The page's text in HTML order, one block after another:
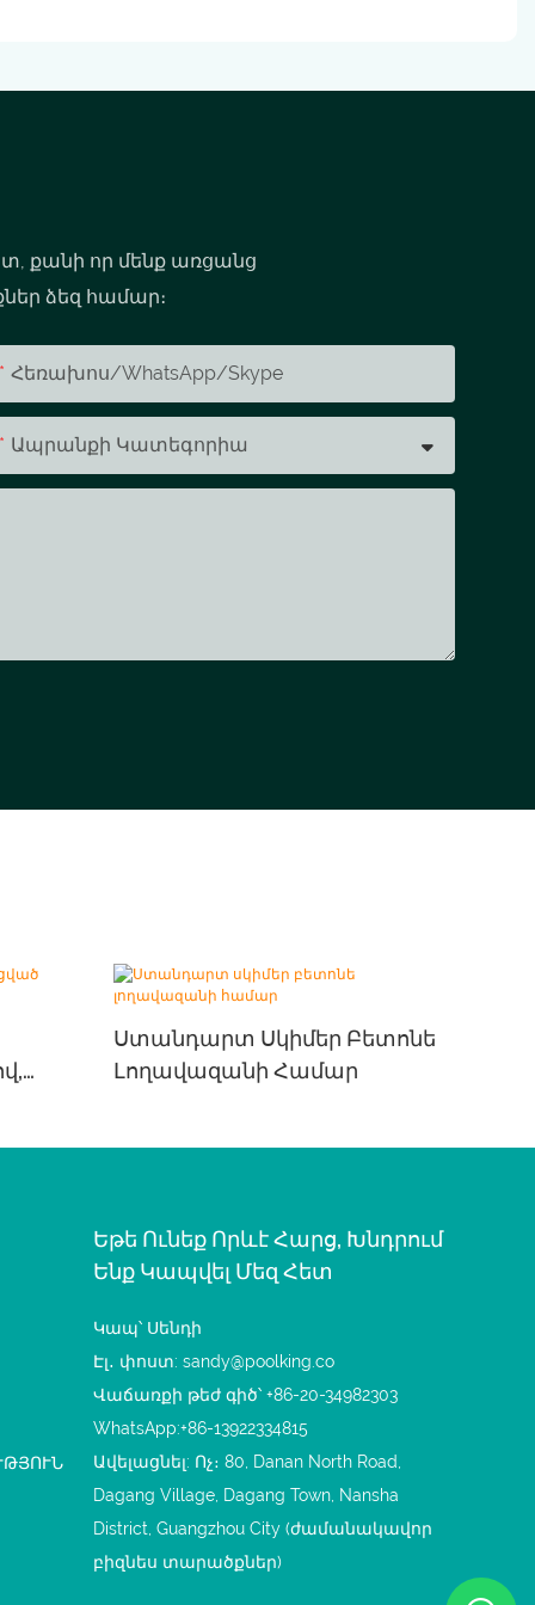
քանի որ մենք առցանց
ձեզ համար։
Հեռախոս/whatsApp/skype
Ապրանքի Կատեգորիա
Ստանդարտ Սկիմեր Բետոնե
Լողավազանի Համար
Եթե ​​​​ունեք Որևէ Հարց, Խնդրում
Ենք Կապվել Մեզ Հետ
Կապ՝ Սենդի
Էլ․ փոստ:sandy@poolking.co
Վաճառքի թեժ գիծ՝ +86-20-34982303
WhatsApp:+86-13922334815
Ավելացնել: Ոչ։ 80, Danan North Road,
Dagang Village, Dagang Town, Nansha
District, Guangzhou City (ժամանակավոր
բիզնես տարածքներ)